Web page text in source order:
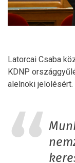
Latorcai Csaba
KDNP
alelnöki jelölésért.